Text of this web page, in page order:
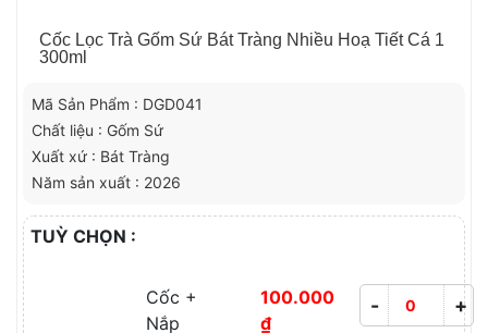
Cốc Lọc Trà Gốm Sứ Bát Tràng Nhiều Hoạ Tiết Cá 1
300ml
Mã Sản Phẩm : DGD041
Chất liệu : Gốm Sứ
Xuất xứ : Bát Tràng
Năm sản xuất : 2026
TUỲ CHỌN :
Cốc +
Nắp
100.000
₫
- +